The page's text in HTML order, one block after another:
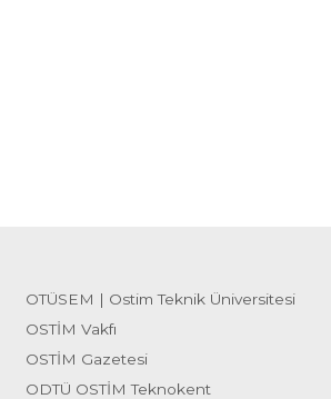
OTÜSEM | Ostim Teknik Üniversitesi
OSTİM Vakfı
OSTİM Gazetesi
ODTÜ OSTİM Teknokent